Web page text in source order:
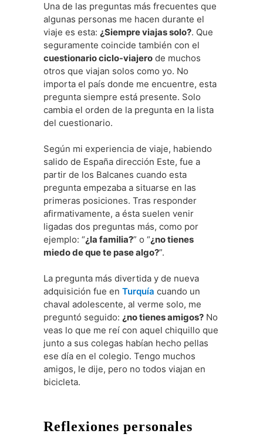
Una de las preguntas más frecuentes que
algunas personas me hacen durante el
viaje es esta: ¿Siempre viajas solo?. Que
seguramente coincide también con el
cuestionario ciclo-viajero de muchos
otros que viajan solos como yo. No
importa el país donde me encuentre, esta
pregunta siempre está presente. Solo
cambia el orden de la pregunta en la lista
del cuestionario.
Según mi experiencia de viaje, habiendo
salido de España dirección Este, fue a
partir de los Balcanes cuando esta
pregunta empezaba a situarse en las
primeras posiciones. Tras responder
afirmativamente, a ésta suelen venir
ligadas dos preguntas más, como por
ejemplo: “¿la familia?” o “¿no tienes
miedo de que te pase algo?”.
La pregunta más divertida y de nueva
adquisición fue en Turquía cuando un
chaval adolescente, al verme solo, me
preguntó seguido: ¿no tienes amigos? No
veas lo que me reí con aquel chiquillo que
junto a sus colegas habían hecho pellas
ese día en el colegio. Tengo muchos
amigos, le dije, pero no todos viajan en
bicicleta.
Reflexiones personales